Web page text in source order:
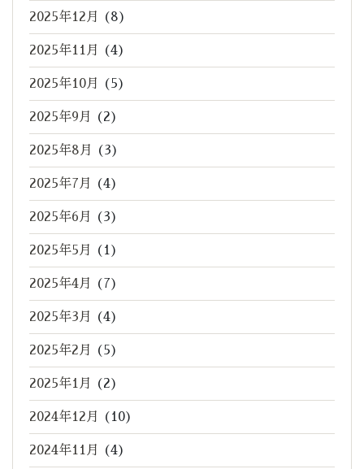
2025年12月 (8)
2025年11月 (4)
2025年10月 (5)
2025年9月 (2)
2025年8月 (3)
2025年7月 (4)
2025年6月 (3)
2025年5月 (1)
2025年4月 (7)
2025年3月 (4)
2025年2月 (5)
2025年1月 (2)
2024年12月 (10)
2024年11月 (4)